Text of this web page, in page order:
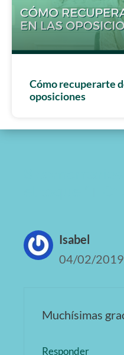
Cómo recuperarte
oposiciones
Isabel
04/02/2019
Muchísimas
Responder